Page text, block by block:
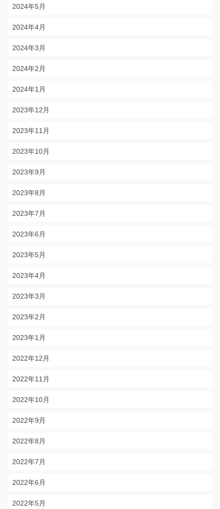
2024年5月
2024年4月
2024年3月
2024年2月
2024年1月
2023年12月
2023年11月
2023年10月
2023年9月
2023年8月
2023年7月
2023年6月
2023年5月
2023年4月
2023年3月
2023年2月
2023年1月
2022年12月
2022年11月
2022年10月
2022年9月
2022年8月
2022年7月
2022年6月
2022年5月